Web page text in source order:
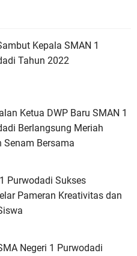
Kepala SMAN 1
Tahun 2022
Ketua DWP Baru SMAN 1
Berlangsung Meriah
Senam Bersama
Purwodadi Sukses
Pameran Kreativitas dan
Negeri 1 Purwodadi